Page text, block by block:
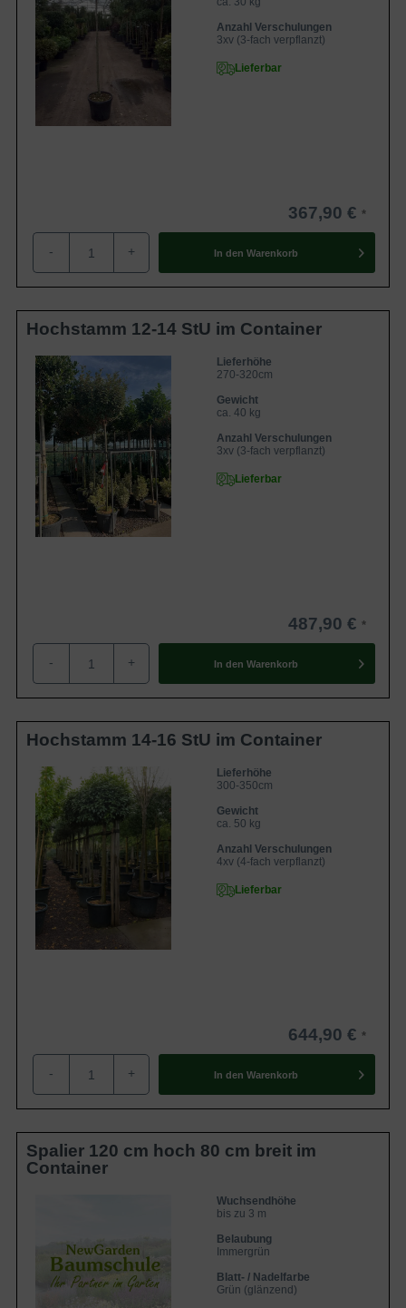
Anzahl Verschulungen
3xv (3-fach verpflanzt)
Lieferbar
367,90 €
- + In den Warenkorb
Hochstamm 12-14 StU im Container
Lieferhöhe
270-320cm
Gewicht
ca. 40 kg
Anzahl Verschulungen
3xv (3-fach verpflanzt)
Lieferbar
487,90 €
- + In den Warenkorb
Hochstamm 14-16 StU im Container
Lieferhöhe
300-350cm
Gewicht
ca. 50 kg
Anzahl Verschulungen
4xv (4-fach verpflanzt)
Lieferbar
644,90 €
- + In den Warenkorb
Spalier 120 cm hoch 80 cm breit im
Container
Wuchsendhöhe
bis zu 3 m
Belaubung
Immergrün
Blatt- / Nadelfarbe
Grün (glänzend)